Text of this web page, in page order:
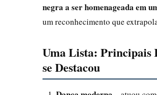
negra a ser homenageada em
um reconhecimento que
Uma Lista: Principais
se Destacou